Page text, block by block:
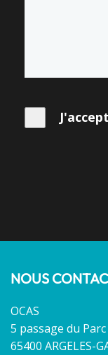
NOUS
OCAS
5 passage du Parc
65400 ARGELES-